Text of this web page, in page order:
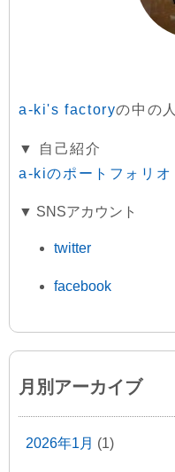
a-ki's factoryの中の
▼ 自己紹介
a-kiのポートフォリオ
▼ SNSアカウント
twitter
facebook
月別アーカイブ
2026年1月 (1)